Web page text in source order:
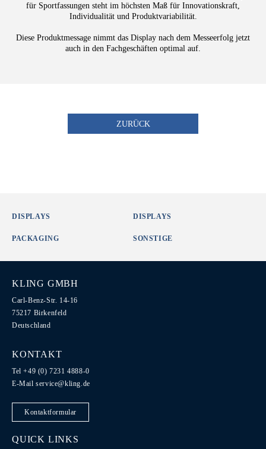
für Sportfassungen steht im höchsten Maß für Innovationskraft,
Individualität und Produktvariabilität.
Diese Produktmessage nimmt das Display nach dem Messeerfolg jetzt
auch in den Fachgeschäften optimal auf.
ZURÜCK
DISPLAYS DISPLAYS
PACKAGING SONSTIGE
KLING GMBH
Carl-Benz-Str. 14-16
75217 Birkenfeld
Deutschland
KONTAKT
Tel +49 (0) 7231 4888-0
E-Mailservice@kling.de
Kontaktformular
QUICK LINKS